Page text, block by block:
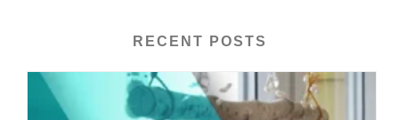
RECENT POSTS